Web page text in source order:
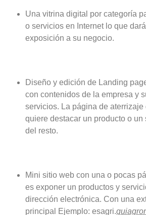
Una vitrina digital por categoría
o servicios en Internet lo que
exposición a su negocio.
Diseño y edición de Landing
con contenidos de la empresa y
servicios. La página de
quiere destacar un producto o un
del resto.
Mini sitio web con una o pocas
es exponer un productos y
dirección electrónica. Con una
principal Ejemplo: esagri.